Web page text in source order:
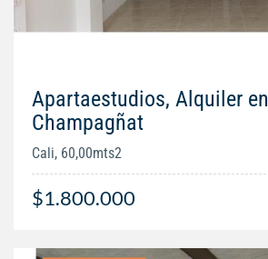
Apartaestudios, Alquiler en
Champagñat
Cali, 60,00mts2
$1.800.000